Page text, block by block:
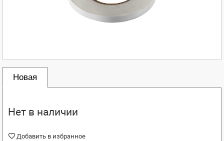
Новая
Нет в наличии
Добавить в избранное